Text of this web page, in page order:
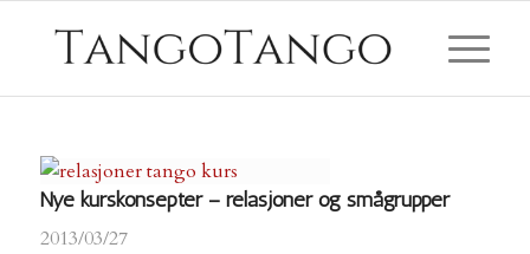
Nye kurskonsepter – relasjoner og smågrupper
2013/03/27